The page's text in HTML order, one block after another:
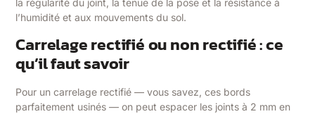
la régularité du joint, la tenue de la pose et la résistance à
l’humidité et aux mouvements du sol.
Carrelage rectifié ou non rectifié : ce
qu’il faut savoir
Pour un carrelage rectifié — vous savez, ces bords
parfaitement usinés — on peut espacer les joints à 2 mm en